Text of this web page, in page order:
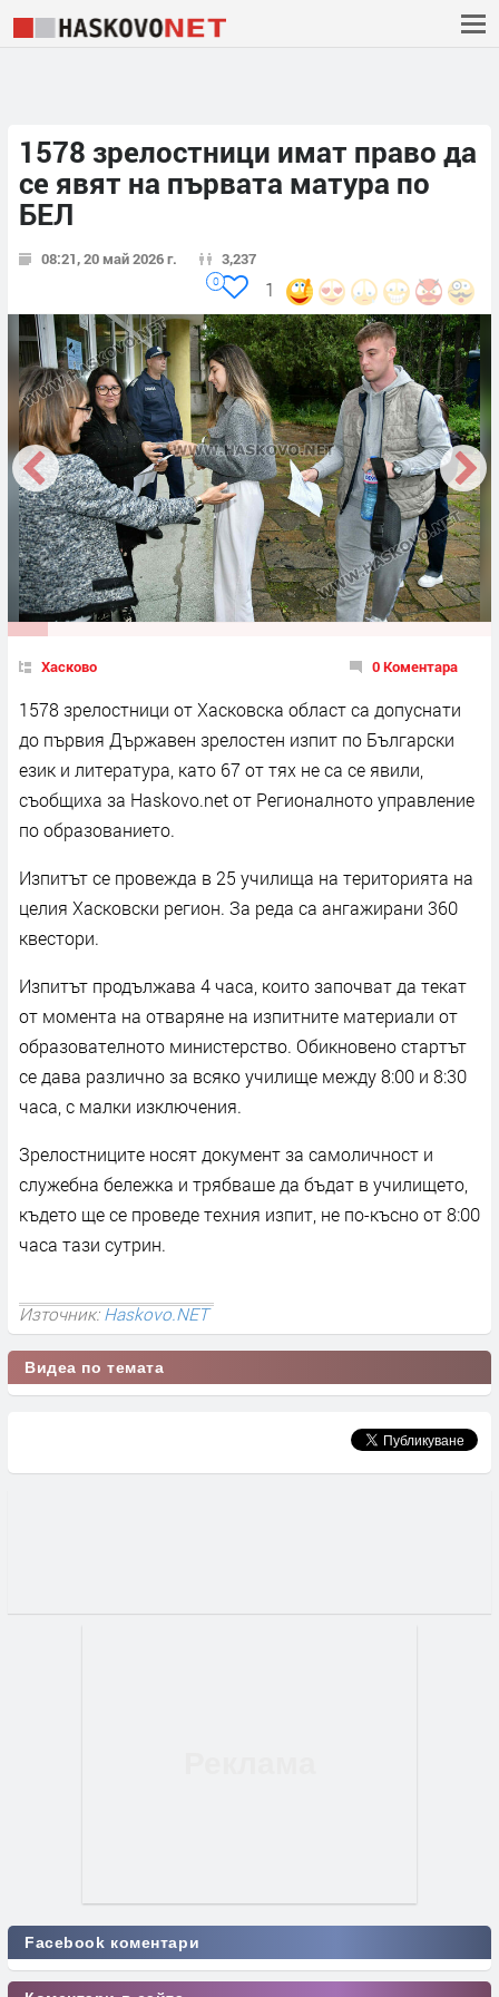
1578 зрелостници имат право да
се явят на първата матура по
БЕЛ
08:21, 20 май 2026 г. 3,237
1
0
Хасково 0 Коментара
1578 зрелостници от Хасковска област са допуснати
до първия Държавен зрелостен изпит по Български
език и литература, като 67 от тях не са се явили,
съобщиха за Haskovo.net от Регионалното управление
по образованието.
Изпитът се провежда в 25 училища на територията на
целия Хасковски регион. За реда са ангажирани 360
квестори.
Изпитът продължава 4 часа, които започват да текат
от момента на отваряне на изпитните материали от
образователното министерство. Обикновено стартът
се дава различно за всяко училище между 8:00 и 8:30
часа, с малки изключения.
Зрелостниците носят документ за самоличност и
служебна бележка и трябваше да бъдат в училището,
където ще се проведе техния изпит, не по-късно от 8:00
часа тази сутрин.
Източник:Haskovo.NET
Видеа по темата
Facebook коментари